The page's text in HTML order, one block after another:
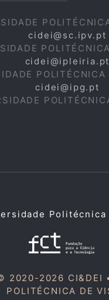
cidei@sc.ipv.pt
cidei@ipleiria.pt
POLITÉCNICA
cidei@ipg.pt
2020-2026 CI&DEI
POLITÉCNICA DE